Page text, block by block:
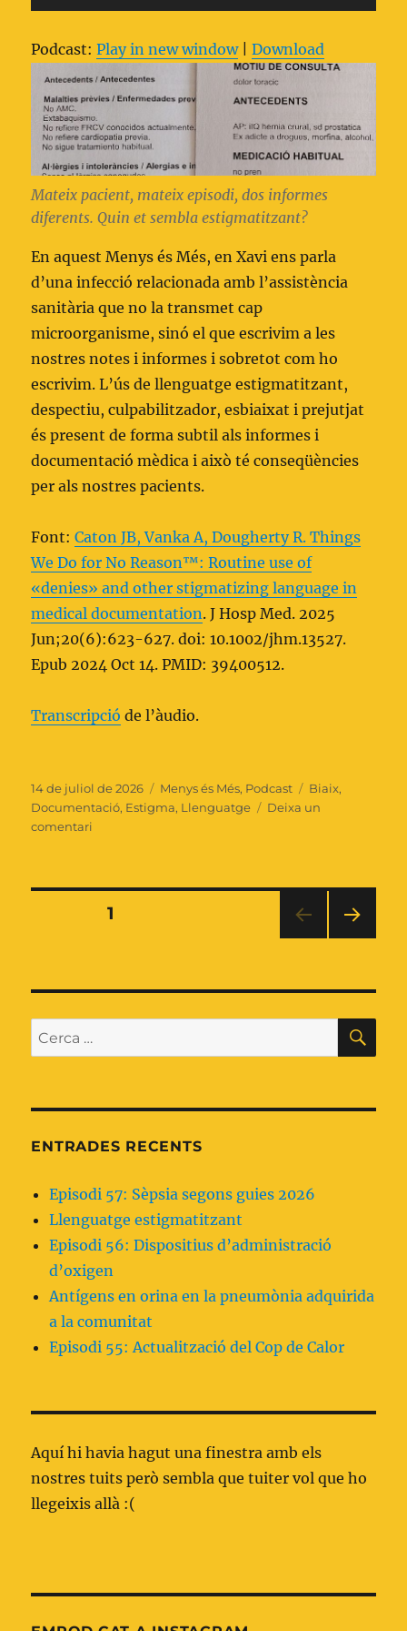
d'àudio
Podcast:Play in new window|Download
Mateix pacient, mateix episodi, dos informes
diferents. Quin et sembla estigmatitzant?
En aquest Menys és Més, en Xavi ens parla
d’una infecció relacionada amb l’assistència
sanitària que no la transmet cap
microorganisme, sinó el que escrivim a les
nostres notes i informes i sobretot com ho
escrivim. L’ús de llenguatge estigmatitzant,
despectiu, culpabilitzador, esbiaixat i prejutjat
és present de forma subtil als informes i
documentació mèdica i això té conseqüències
per als nostres pacients.
Font:Caton JB, Vanka A, Dougherty R. Things
We Do for No Reason™: Routine use of
«denies» and other stigmatizing language in
medical documentation. J Hosp Med. 2025
Jun;20(6):623-627. doi: 10.1002/jhm.13527.
Epub 2024 Oct 14. PMID: 39400512.
Transcripció de l’àudio.
Publicat
el
14 de juliol de 2026 Categories
Menys és Més, Podcast Etiquetes
Biaix,
Documentació, Estigma, Llenguatge
Deixa un
comentari
Paginació
les
entrades
PÀGINA1
ÜEN
T
Cerca:
ENTRADES RECENTS
Episodi 57: Sèpsia segons guies 2026
Llenguatge estigmatitzant
Episodi 56: Dispositius d’administració
d’oxigen
Antígens en orina en la pneumònia adquirida
a la comunitat
Episodi 55: Actualització del Cop de Calor
Aquí hi havia hagut una finestra amb els
nostres tuits però sembla que tuiter vol que ho
llegeixis allà :(